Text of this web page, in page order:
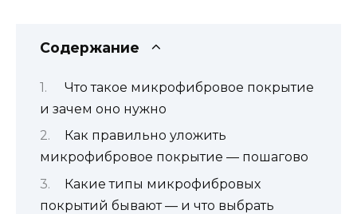
Содержание
Что такое микрофибровое покрытие
и зачем оно нужно
Как правильно уложить
микрофибровое покрытие — пошагово
Какие типы микрофибровых
покрытий бывают — и что выбрать